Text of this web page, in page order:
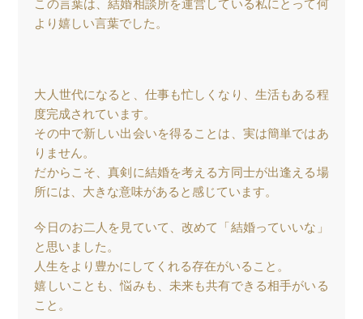
この言葉は、結婚相談所を運営している私にとって何
より嬉しい言葉でした。
大人世代になると、仕事も忙しくなり、生活もある程
度完成されています。
その中で新しい出会いを得ることは、実は簡単ではあ
りません。
だからこそ、真剣に結婚を考える方同士が出逢える場
所には、大きな意味があると感じています。
今日のお二人を見ていて、改めて「結婚っていいな」
と思いました。
人生をより豊かにしてくれる存在がいること。
嬉しいことも、悩みも、未来も共有できる相手がいる
こと。